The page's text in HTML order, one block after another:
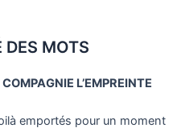
DES MOTS
L’EMPREINTE
emportés pour un moment